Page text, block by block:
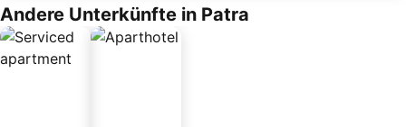
Andere Unterkünfte in Patra